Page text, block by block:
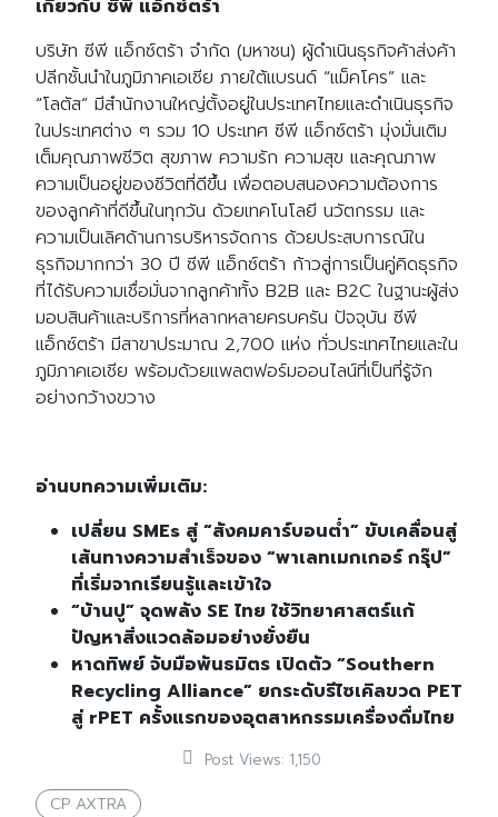
Search
for: Search
เกี่ยวกับ ซีพี แอ็กซ์ตร้า
บริษัท ซีพี แอ็กซ์ตร้า จำกัด (มหาชน) ผู้ดำเนินธุรกิจค้าส่งค้า
ปลีกชั้นนำในภูมิภาคเอเชีย ภายใต้แบรนด์ “แม็คโคร” และ
“โลตัส” มีสำนักงานใหญ่ตั้งอยู่ในประเทศไทยและดำเนินธุรกิจ
ในประเทศต่าง ๆ รวม 10 ประเทศ ซีพี แอ็กซ์ตร้า มุ่งมั่นเติม
เต็มคุณภาพชีวิต สุขภาพ ความรัก ความสุข และคุณภาพ
ความเป็นอยู่ของชีวิตที่ดีขึ้น เพื่อตอบสนองความต้องการ
ของลูกค้าที่ดีขึ้นในทุกวัน ด้วยเทคโนโลยี นวัตกรรม และ
ความเป็นเลิศด้านการบริหารจัดการ ด้วยประสบการณ์ใน
ธุรกิจมากกว่า 30 ปี ซีพี แอ็กซ์ตร้า ก้าวสู่การเป็นคู่คิดธุรกิจ
ที่ได้รับความเชื่อมั่นจากลูกค้าทั้ง B2B และ B2Cในฐานะผู้ส่ง
มอบสินค้าและบริการที่หลากหลายครบครัน ปัจจุบัน ซีพี
แอ็กซ์ตร้า มีสาขาประมาณ 2,700 แห่ง ทั่วประเทศไทยและใน
ภูมิภาคเอเชีย พร้อมด้วยแพลตฟอร์มออนไลน์ที่เป็นที่รู้จัก
อย่างกว้างขวาง
อ่านบทความเพิ่มเติม:
เปลี่ยน SMEs สู่ “สังคมคาร์บอนต่ำ” ขับเคลื่อนสู่
เส้นทางความสำเร็จของ “พาเลทเมกเกอร์ กรุ๊ป”
ที่เริ่มจากเรียนรู้และเข้าใจ
“บ้านปู” จุดพลัง SE ไทย ใช้วิทยาศาสตร์แก้
ปัญหาสิ่งแวดล้อมอย่างยั่งยืน
หาดทิพย์ จับมือพันธมิตร เปิดตัว “Southern
Recycling Alliance” ยกระดับรีไซเคิลขวด PET
สู่ rPET ครั้งแรกของอุตสาหกรรมเครื่องดื่มไทย
Post Views: 1,150
CP AXTRA